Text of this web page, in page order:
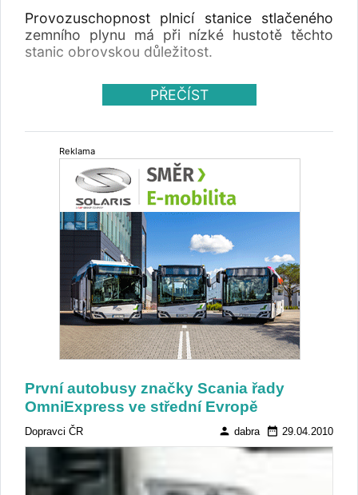
Provozuschopnost plnicí stanice stlačeného
zemního plynu má při nízké hustotě těchto
stanic obrovskou důležitost.
PŘEČÍST
Reklama
První autobusy značky Scania řady
OmniExpress ve střední Evropě
Dopravci ČR person dabra date_range 29.04.2010